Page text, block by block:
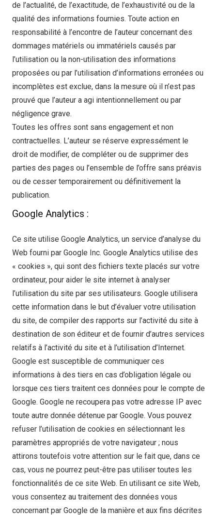
de l’actualité, de l’exactitude, de l’exhaustivité ou de la
qualité des informations fournies. Toute action en
responsabilité à l’encontre de l’auteur concernant des
dommages matériels ou immatériels causés par
l’utilisation ou la non-utilisation des informations
proposées ou par l’utilisation d’informations erronées ou
incomplètes est exclue, dans la mesure où il n’est pas
prouvé que l’auteur a agi intentionnellement ou par
négligence grave.
Toutes les offres sont sans engagement et non
contractuelles. L’auteur se réserve expressément le
droit de modifier, de compléter ou de supprimer des
parties des pages ou l’ensemble de l’offre sans préavis
ou de cesser temporairement ou définitivement la
publication.
Google Analytics :
Ce site utilise Google Analytics, un service d’analyse du
Web fourni par Google Inc. Google Analytics utilise des
« cookies », qui sont des fichiers texte placés sur votre
ordinateur, pour aider le site internet à analyser
l’utilisation du site par ses utilisateurs. Google utilisera
cette information dans le but d’évaluer votre utilisation
du site, de compiler des rapports sur l’activité du site à
destination de son éditeur et de fournir d’autres services
relatifs à l’activité du site et à l’utilisation d’Internet.
Google est susceptible de communiquer ces
informations à des tiers en cas d’obligation légale ou
lorsque ces tiers traitent ces données pour le compte de
Google. Google ne recoupera pas votre adresse IP avec
toute autre donnée détenue par Google. Vous pouvez
refuser l’utilisation de cookies en sélectionnant les
paramètres appropriés de votre navigateur ; nous
attirons toutefois votre attention sur le fait que, dans ce
cas, vous ne pourrez peut-être pas utiliser toutes les
fonctionnalités de ce site Web. En utilisant ce site Web,
vous consentez au traitement des données vous
concernant par Google de la manière et aux fins décrites